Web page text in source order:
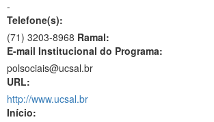
-
Telefone(s):
(71) 3203-8968 Ramal:
E-mail Institucional do Programa:
polsociais@ucsal.br
URL:
http://www.ucsal.br
Início: